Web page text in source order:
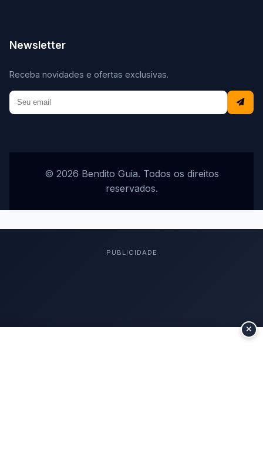
Newsletter
Receba novidades e ofertas exclusivas.
© 2026 Bendito Guia. Todos os direitos
reservados.